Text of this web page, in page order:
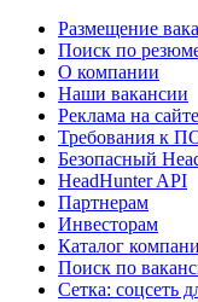
Размещение
Поиск по
О компании
Наши вакансии
Реклама на сайте
Требования к
Безопасный
HeadHunter API
Партнерам
Инвесторам
Каталог
Поиск по
Сетка: соцсеть